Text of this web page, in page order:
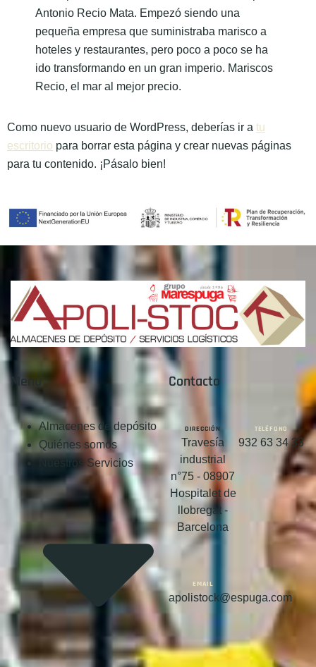
Antonio Recio Mata. Empezó siendo una
pequeña empresa que suministraba marisco a
hoteles y restaurantes, pero poco a poco se ha
ido transformando en un gran imperio. Mariscos
Recio, el mar al mejor precio.
Como nuevo usuario de WordPress, deberías ir a tu
escritorio para borrar esta página y crear nuevas páginas
para tu contenido. ¡Pásalo bien!
Menú
Almacenes de depósito
Quiénes somos
Nuestros Servicios
Contacto
DIRECCIÓN
Travesía
industrial
n°75 - 08907
Hospitalet de
llobregat -
Barcelona
TELÉFONO
932 63 34 33
EMAIL
apolistock@espuga.com